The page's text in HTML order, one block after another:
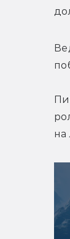
на